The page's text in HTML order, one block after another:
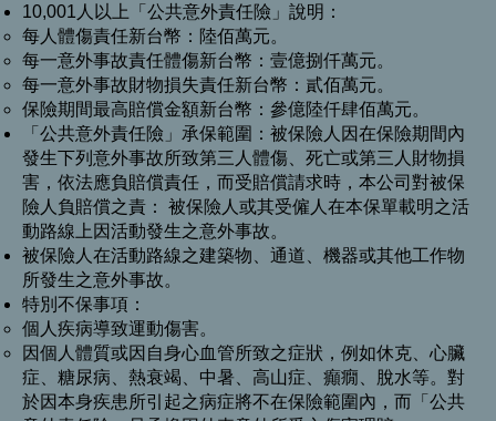
10,001人以上「公共意外責任險」說明：
每人體傷責任新台幣：陸佰萬元。
每一意外事故責任體傷新台幣：壹億捌仟萬元。
每一意外事故財物損失責任新台幣：貳佰萬元。
保險期間最高賠償金額新台幣：參億陸仟肆佰萬元。
「公共意外責任險」承保範圍：被保險人因在保險期間內
發生下列意外事故所致第三人體傷、死亡或第三人財物損
害，依法應負賠償責任，而受賠償請求時，本公司對被保
險人負賠償之責： 被保險人或其受僱人在本保單載明之活
動路線上因活動發生之意外事故。
被保險人在活動路線之建築物、通道、機器或其他工作物
所發生之意外事故。
特別不保事項：
個人疾病導致運動傷害。
因個人體質或因自身心血管所致之症狀，例如休克、心臟
症、糖尿病、熱衰竭、中暑、高山症、癲癇、脫水等。對
於因本身疾患所引起之病症將不在保險範圍內，而「公共